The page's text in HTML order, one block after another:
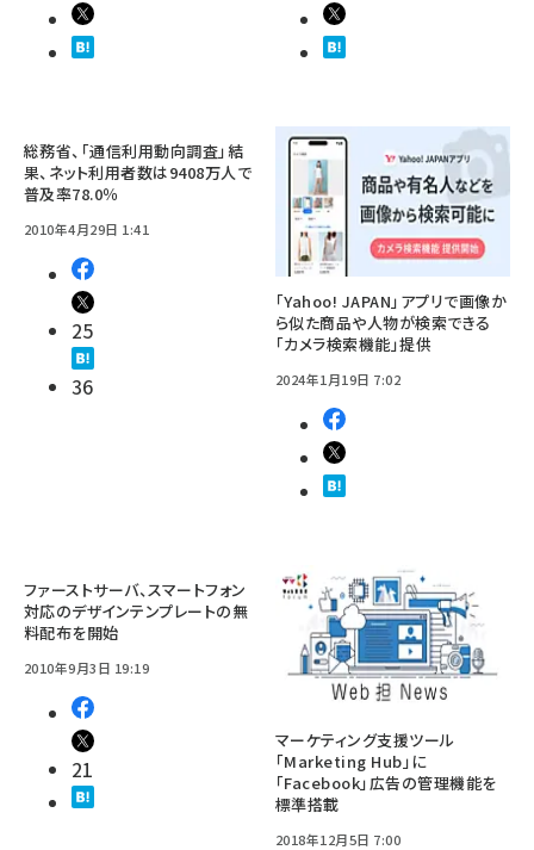
総務省、「通信利用動向調査」結
果、ネット利用者数は9408万人で
普及率78.0％
2010年4月29日 1:41
25
36
「Yahoo! JAPAN」アプリで画像か
ら似た商品や人物が検索できる
「カメラ検索機能」提供
2024年1月19日 7:02
ファーストサーバ、スマートフォン
対応のデザインテンプレートの無
料配布を開始
2010年9月3日 19:19
21
マーケティング支援ツール
「Marketing Hub」に
「Facebook」広告の管理機能を
標準搭載
2018年12月5日 7:00